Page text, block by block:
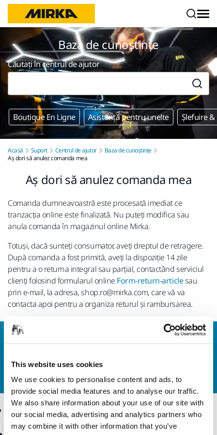
This website uses cookies
We use cookies to personalise content and ads, to
provide social media features and to analyse our traffic.
We also share information about your use of our site with
our social media, advertising and analytics partners who
may combine it with other information that you’ve
Baza de cunoștințe
Căutați în centrul de ajutor
Boutique En Ligne Asistență pentru unelte Șlefuire
Acasă Suport Centrul de ajutor
Baza de cunoștințe
Aș dori să anulez comanda mea
Aș dori să anulez comanda mea
Comanda dumneavoastră este procesată imediat ce
tranzacția online este finalizată. Nu puteți modifica sau
anula comanda în magazinul online Mirka.
Totuși, dacă sunteți consumator, aveți dreptul de retragere.
După comanda a fost primită, aveți la dispoziție 14 zile
pentru a o returna integral sau parțial, contactând serviciul
clienți folosind formularul online Form-return-articlesau
prin e-mail, la adresa, shop.ro@mirka.com, care vă va
contacta apoi pentru a organiza returul și rambursarea.
iar echipa noastră de suport formată din experți vă
va răspunde la întrebări.
Produse Expertiză